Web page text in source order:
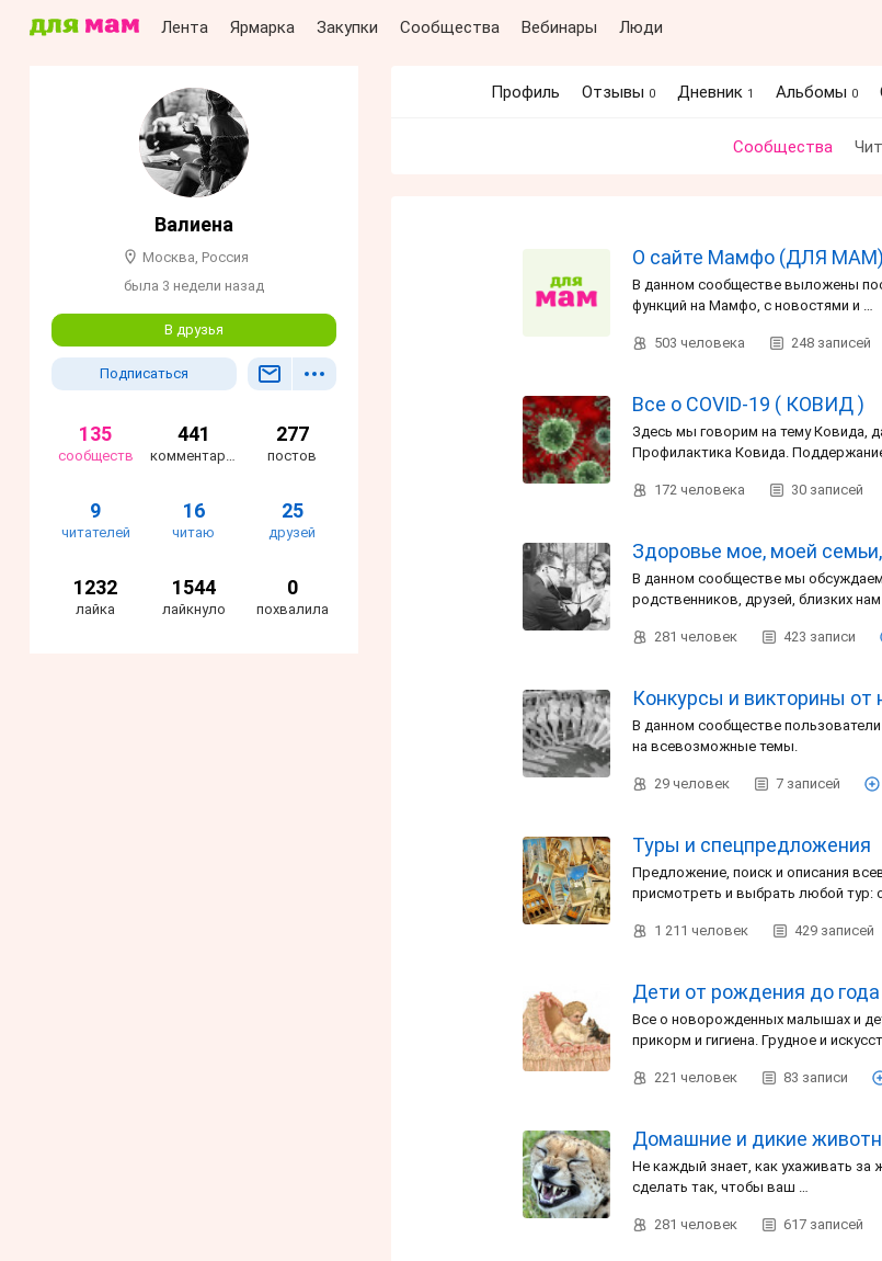
Лента Ярмарка Закупки Сообщества Вебинары Люди
Валиенa
Москва, Россия
была 3 недели назад
В друзья
Подписаться
135
сообществ
441
комментарий
277
постов
9
читателей
16
читаю
25
друзей
1232
лайка
1544
лайкнуло
0
похвалила
Профиль Отзывы 0 Дневник 1 Альбомы 0
Сообщества
О сайте Мамфо (ДЛЯ МАМ)
В данном сообществе выложены
функций на Мамфо, с новостями и …
503 человека 248 записей
Все о COVID-19 ( КОВИД )
Здесь мы говорим на тему Ковида,
Профилактика Ковида.
172 человека 30 записей
Здоровье мое, моей
В данном сообществе мы
родственников, друзей, близких
281 человек 423 записи
Конкурсы и викторины от
В данном сообществе
на всевозможные темы.
29 человек 7 записей
Туры и спецпредложения
Предложение, поиск и описания
присмотреть и выбрать любой тур:
1 211 человек 429 записей
Дети от рождения до года
Все о новорожденных малышах и
прикорм и гигиена. Грудное и
221 человек 83 записи
Домашние и дикие
Не каждый знает, как ухаживать за
сделать так, чтобы ваш …
281 человек 617 записей